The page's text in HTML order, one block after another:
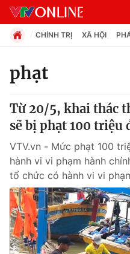
Chuyên mục
Chính trị
Xã hội
Pháp luật
Y tế
CHÍNH TRỊ XÃ HỘI
phạt
Từ 20/5, khai thác
sẽ bị phạt 100 triệu
VTV.vn - Mức phạt 100
hành vi vi phạm hành
tổ chức có hành vi vi